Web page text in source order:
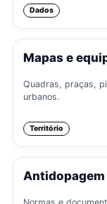
Dados
Mapas e
Quadras, praças,
urbanos.
Território